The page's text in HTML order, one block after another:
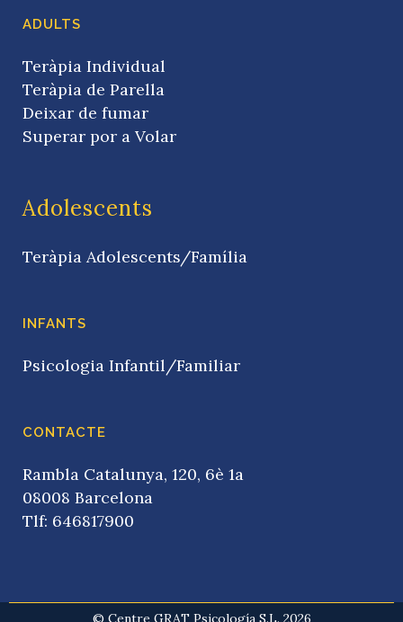
ADULTS
Teràpia Individual
Teràpia de Parella
Deixar de fumar
Superar por a Volar
Adolescents
Teràpia Adolescents/Família
INFANTS
Psicologia Infantil/Familiar
CONTACTE
Rambla Catalunya, 120, 6è 1a
08008 Barcelona
Tlf: 646817900